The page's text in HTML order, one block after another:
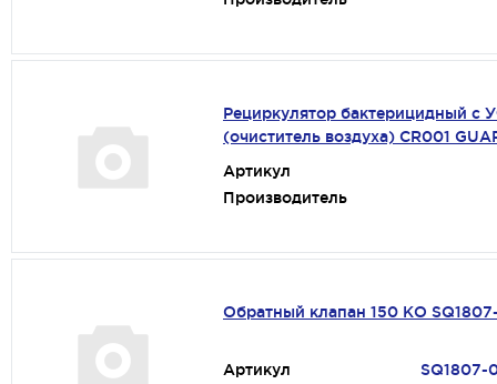
Рециркулятор бактерицидный с
(очиститель воздуха) CR001
Артикул
Производитель
Обратный клапан 150 КО
Артикул
SQ1807-